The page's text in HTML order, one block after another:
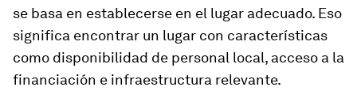
se basa en establecerse en el lugar adecuado. Eso
significa encontrar un lugar con características
como disponibilidad de personal local, acceso a la
financiación e infraestructura relevante.